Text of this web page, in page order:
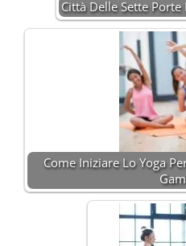
Città Delle Sette
Come Iniziare Lo Yoga